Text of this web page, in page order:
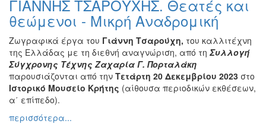
Βιβλίο
Ζωγραφική
Φωτογραφία
Τραγούδι
Μουσική
Κινηματογράφος
Χορός
ΓΙΑΝΝΗΣ ΤΣΑΡΟΥΧΗΣ. Θεατές και
θεώμενοι - Μικρή Αναδρομική
Ζωγραφικά έργα του Γιάννη Τσαρούχη, του καλλιτέχνη
της Ελλάδας με τη διεθνή αναγνώριση, από τη Συλλογή
Σύγχρονης Τέχνης Ζαχαρία Γ. Πορταλάκη
παρουσιάζονται από την Τετάρτη 20 Δεκεμβρίου 2023 στο
Ιστορικό Μουσείο Κρήτης (αίθουσα περιοδικών εκθέσεων,
α΄ επίπεδο).
περισσότερα...